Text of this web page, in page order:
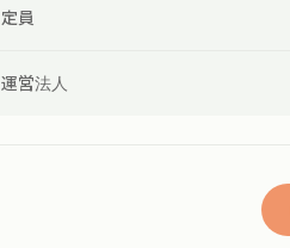
定員
運営法人